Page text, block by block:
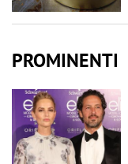
PROMINENTI